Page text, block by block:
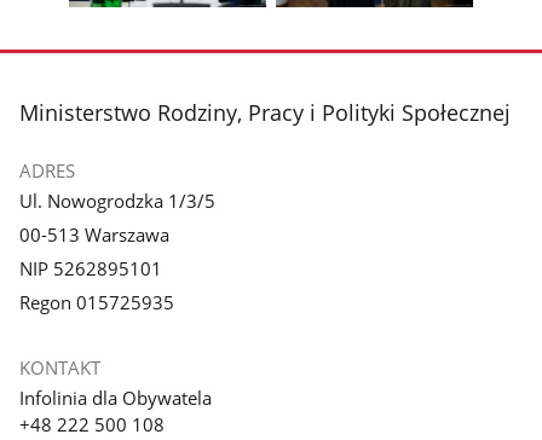
zdjęcie
galerii.
zdjęcie
galerii.
stopka
Ministerstwo Rodziny, Pracy i Polityki Społecznej
ADRES
Ul. Nowogrodzka 1/3/5
00-513 Warszawa
NIP 5262895101
Regon 015725935
KONTAKT
Infolinia dla Obywatela
+48 222 500 108